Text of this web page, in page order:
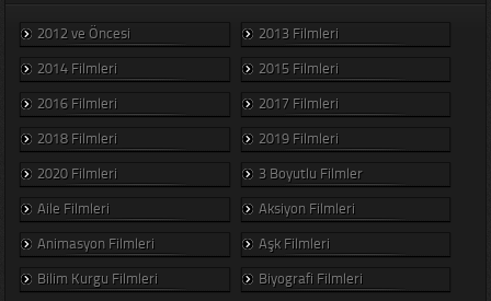
2012 ve Öncesi
2013 Filmleri
2014 Filmleri
2015 Filmleri
2016 Filmleri
2017 Filmleri
2018 Filmleri
2019 Filmleri
2020 Filmleri
3 Boyutlu Filmler
Aile Filmleri
Aksiyon Filmleri
Animasyon Filmleri
Aşk Filmleri
Bilim Kurgu Filmleri
Biyografi Filmleri